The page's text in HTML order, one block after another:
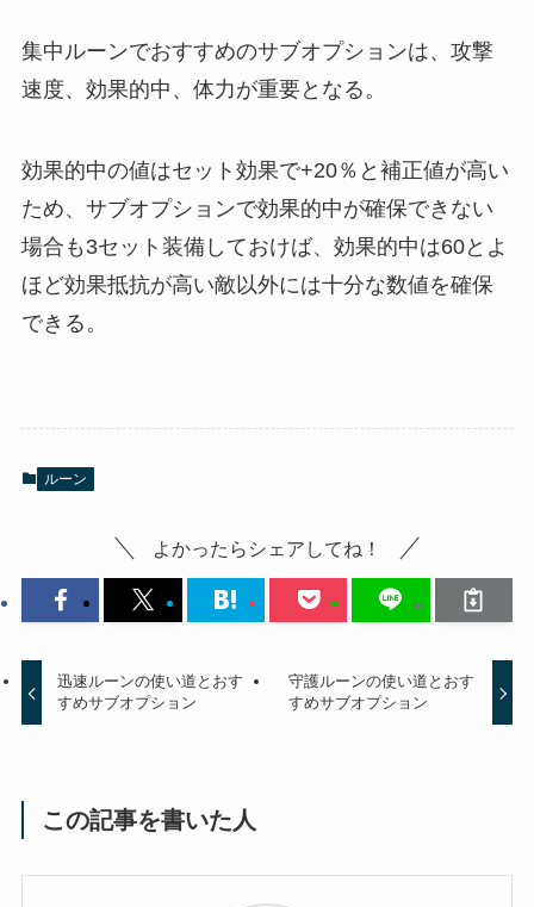
集中ルーンでおすすめのサブオプションは、攻撃
速度、効果的中、体力が重要となる。
効果的中の値はセット効果で+20％と補正値が高い
ため、サブオプションで効果的中が確保できない
場合も3セット装備しておけば、効果的中は60とよ
ほど効果抵抗が高い敵以外には十分な数値を確保
できる。
ルーン
よかったらシェアしてね！
迅速ルーンの使い道とおす
すめサブオプション
守護ルーンの使い道とおす
すめサブオプション
この記事を書いた人